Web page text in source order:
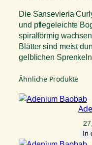
Die Sansevieria
und pflegeleichte
spiralförmig
Blätter sind meist
gelblichen
Ähnliche Produkte
In